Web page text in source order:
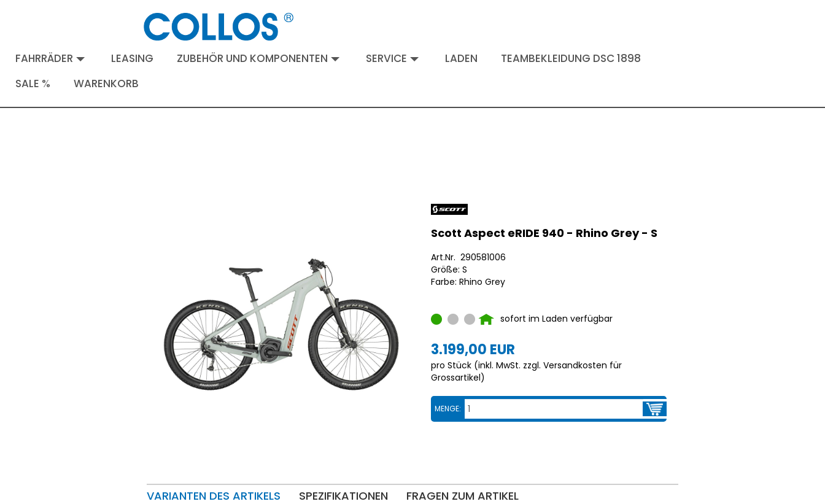
FAHRRÄDER LEASING ZUBEHÖR UND KOMPONENTEN SERVICE LADEN
TEAMBEKLEIDUNG DSC 1898
SALE %
WARENKORB
Scott Aspect eRIDE 940 - Rhino Grey - S
Art.Nr. 290581006
Größe: S
Farbe: Rhino Grey
sofort im Laden verfügbar
3.199,00 EUR
pro Stück (inkl. MwSt. zzgl. Versandkosten für
Grossartikel)
MENGE:
VARIANTEN DES ARTIKELS SPEZIFIKATIONEN FRAGEN ZUM ARTIKEL